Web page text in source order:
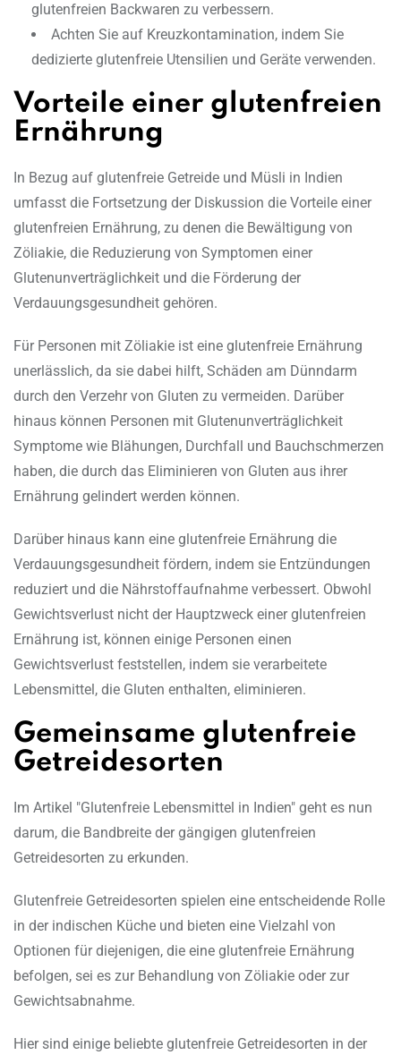
glutenfreien Backwaren zu verbessern.
Achten Sie auf Kreuzkontamination, indem Sie
dedizierte glutenfreie Utensilien und Geräte verwenden.
Vorteile einer glutenfreien
Ernährung
In Bezug auf glutenfreie Getreide und Müsli in Indien
umfasst die Fortsetzung der Diskussion die Vorteile einer
glutenfreien Ernährung, zu denen die Bewältigung von
Zöliakie, die Reduzierung von Symptomen einer
Glutenunverträglichkeit und die Förderung der
Verdauungsgesundheit gehören.
Für Personen mit Zöliakie ist eine glutenfreie Ernährung
unerlässlich, da sie dabei hilft, Schäden am Dünndarm
durch den Verzehr von Gluten zu vermeiden. Darüber
hinaus können Personen mit Glutenunverträglichkeit
Symptome wie Blähungen, Durchfall und Bauchschmerzen
haben, die durch das Eliminieren von Gluten aus ihrer
Ernährung gelindert werden können.
Darüber hinaus kann eine glutenfreie Ernährung die
Verdauungsgesundheit fördern, indem sie Entzündungen
reduziert und die Nährstoffaufnahme verbessert. Obwohl
Gewichtsverlust nicht der Hauptzweck einer glutenfreien
Ernährung ist, können einige Personen einen
Gewichtsverlust feststellen, indem sie verarbeitete
Lebensmittel, die Gluten enthalten, eliminieren.
Gemeinsame glutenfreie
Getreidesorten
Im Artikel "Glutenfreie Lebensmittel in Indien" geht es nun
darum, die Bandbreite der gängigen glutenfreien
Getreidesorten zu erkunden.
Glutenfreie Getreidesorten spielen eine entscheidende Rolle
in der indischen Küche und bieten eine Vielzahl von
Optionen für diejenigen, die eine glutenfreie Ernährung
befolgen, sei es zur Behandlung von Zöliakie oder zur
Gewichtsabnahme.
Hier sind einige beliebte glutenfreie Getreidesorten in der